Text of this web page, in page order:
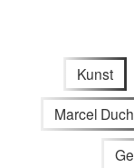
Kunst
Marcel